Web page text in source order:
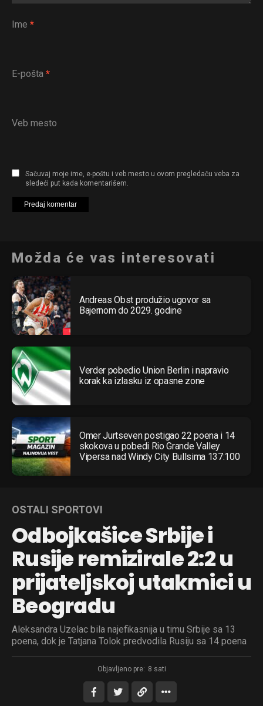
Ime *
E-pošta *
Veb mesto
Sačuvaj moje ime, e-poštu i veb mesto u ovom pregledaču veba za
sledeći put kada komentarišem.
Možda će vas interesovati
Andreas Obst produžio ugovor sa
Bajernom do 2029. godine
Verder pobedio Union Berlin i napravio
korak ka izlasku iz opasne zone
Omer Jurtseven postigao 22 poena i 14
skokova u pobedi Rio Grande Valley
Vipersa nad Windy City Bullsima 137:100
OSTALI SPORTOVI
Odbojkašice Srbije i
Rusije remizirale 2:2 u
prijateljskoj utakmici u
Beogradu
Aleksandra Uzelac bila najefikasnija u timu Srbije sa 13
poena, dok je Tatjana Tolok predvodila Rusiju sa 14 poena
Objavljeno pre: 8 sati